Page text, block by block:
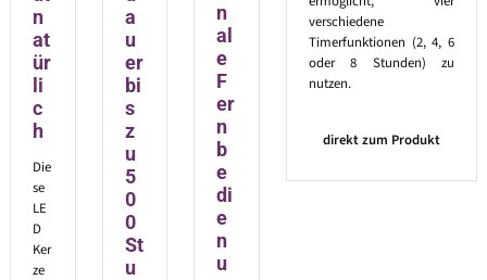
n
at
ür
li
c
h
Die
se
LE
D
Ker
ze
a
u
er
bi
s
z
u
5
0
0
St
u
n
al
e
F
er
n
b
e
di
e
n
u
verschiedene
Timerfunktionen (2, 4, 6
oder 8 Stunden) zu
nutzen.
direkt zum Produkt